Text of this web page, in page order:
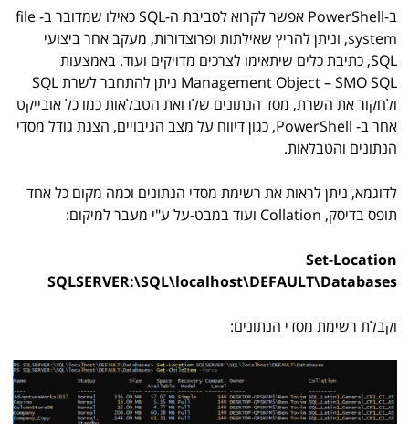
ב-PowerShell אפשר לקרוא לסביבת ה-SQL כאילו שמדובר ב- file
system, וניתן להריץ שאילתות ופרוצדורות, מעקב אחר ביצועי
SQL, כתיבת כלים שיתאימו לצרכים מדויקים ועוד. באמצעות
Management Object – SMO SQL ניתן להתחבר לשרת SQL
ולחקור את השרת, מסד הנתונים שלו ואת הטבלאות כמו כל אובייקט
אחר ב- PowerShell, כגון דיווח על מצב הגיבויים, הצגת גודל מסדי
הנתונים והטבלאות.
לדוגמא, ניתן לראות את רשימת מסדי הנתונים וכמה מקום כל אחד
תופס בדיסק, Collation ועוד במבט-על ע"י מעבר למיקום:
Set-Location
SQLSERVER:\SQL\localhost\DEFAULT\Databases
וקבלת רשימת מסדי הנתונים: